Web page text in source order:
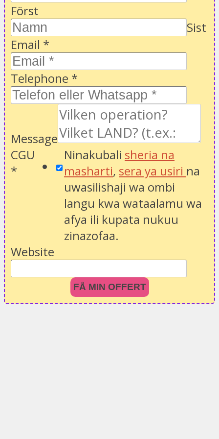
Först
Sist
Email *
Telephone *
Message
CGU
*
Ninakubali sheria na
masharti, sera ya usiri na
uwasilishaji wa ombi
langu kwa wataalamu wa
afya ili kupata nukuu
zinazofaa.
Website
FÅ MIN OFFERT